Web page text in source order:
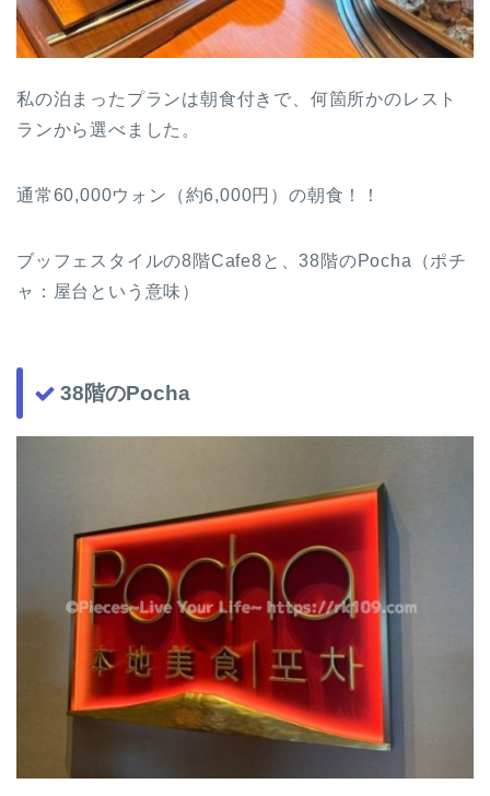
私の泊まったプランは朝食付きで、何箇所かのレスト
ランから選べました。
通常60,000ウォン（約6,000円）の朝食！！
ブッフェスタイルの8階Cafe8と、38階のPocha（ポチ
ャ：屋台という意味）
38階のPocha